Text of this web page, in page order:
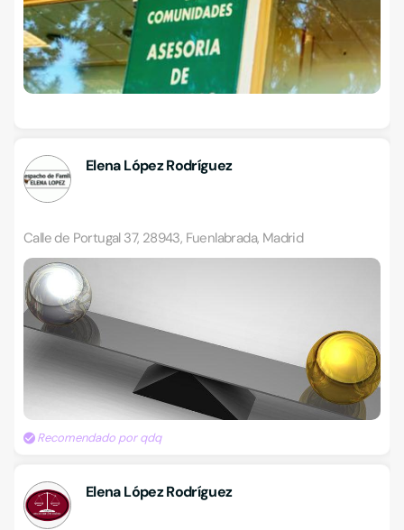
Elena López Rodríguez
Calle de Portugal 37, 28943, Fuenlabrada, Madrid
Recomendado por qdq
Elena López Rodríguez